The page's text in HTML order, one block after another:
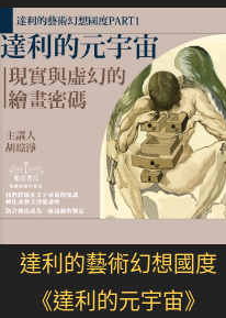
達利的藝術幻想國度
《達利的元宇宙》